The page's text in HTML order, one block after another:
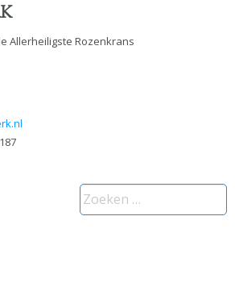
Allerheiligste Rozenkrans
Zoeken
naar: